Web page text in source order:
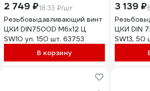
2 749 ₽18.33 ₽/шт
Резьбовыдавливающий винт
ЦКИ DIN7500D М6х12 Ц
SW10 уп. 150 шт. 63753
В корзину
3 139 ₽
ЦКИ DIN
SW13, 50